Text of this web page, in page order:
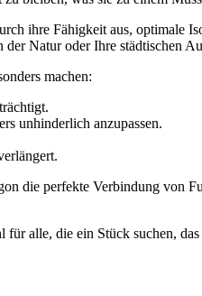
ihre Fähigkeit aus, optimale
Natur oder Ihre städtischen
machen:
unhinderlich anzupassen.
die perfekte Verbindung von
alle, die ein Stück suchen,